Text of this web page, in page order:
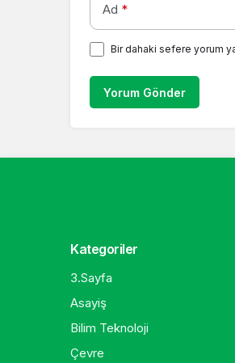
Ad *
Bir dahaki sefere yorum
Yorum Gönder
Kategoriler
3.Sayfa
Asayiş
Bilim Teknoloji
Çevre